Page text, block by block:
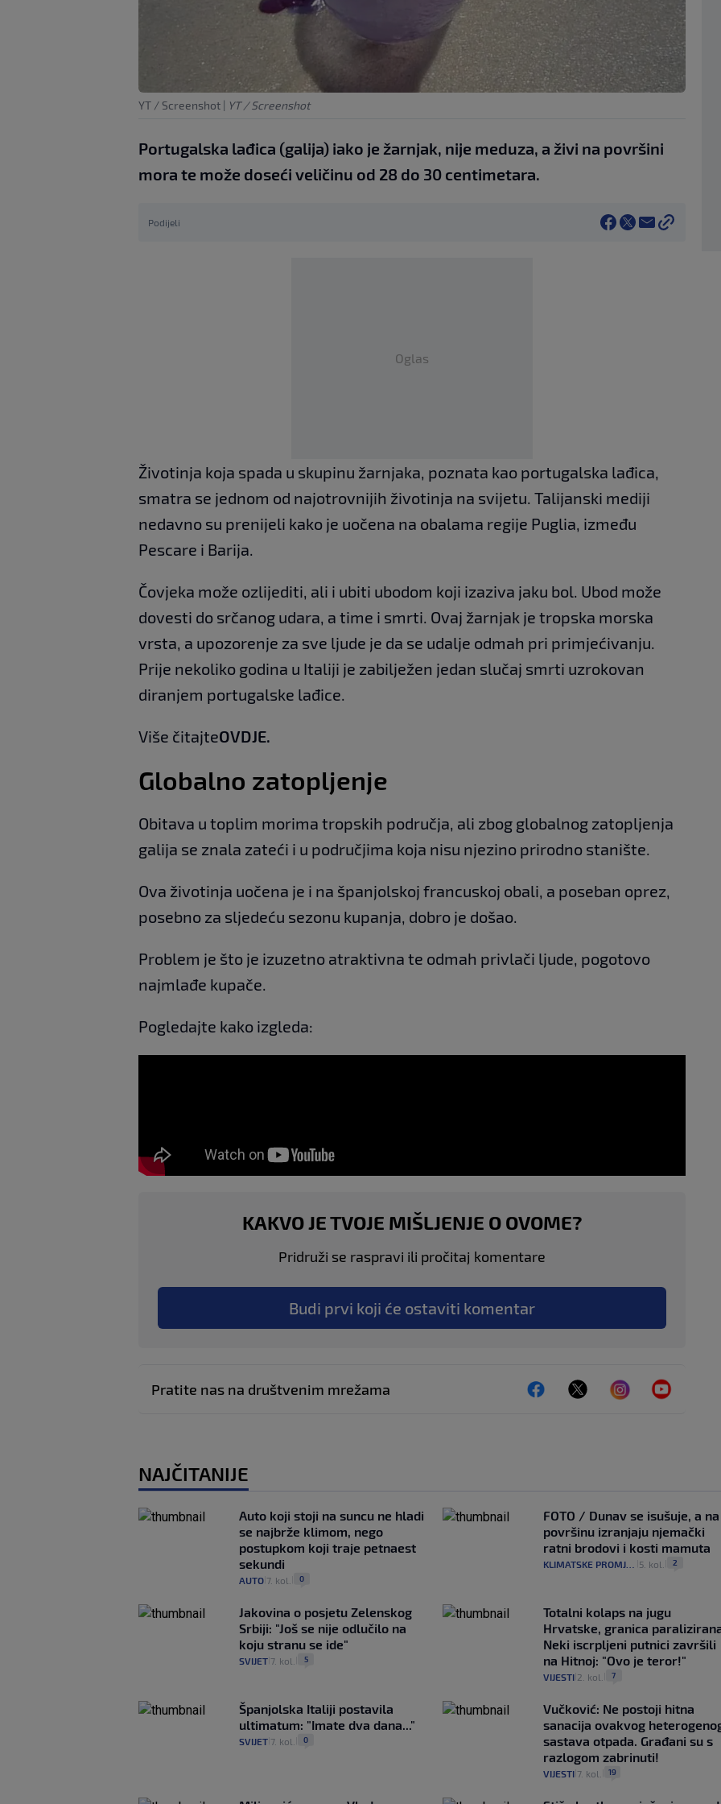
YT / Screenshot | YT / Screenshot
Portugalska lađica (galija) iako je žarnjak, nije meduza, a živi na površini
mora te može doseći veličinu od 28 do 30 centimetara.
Podijeli
Oglas
Životinja koja spada u skupinu žarnjaka, poznata kao portugalska lađica,
smatra se jednom od najotrovnijih životinja na svijetu. Talijanski mediji
nedavno su prenijeli kako je uočena na obalama regije Puglia, između
Pescare i Barija.
Čovjeka može ozlijediti, ali i ubiti ubodom koji izaziva jaku bol. Ubod može
dovesti do srčanog udara, a time i smrti. Ovaj žarnjak je tropska morska
vrsta, a upozorenje za sve ljude je da se udalje odmah pri primjećivanju.
Prije nekoliko godina u Italiji je zabilježen jedan slučaj smrti uzrokovan
diranjem portugalske lađice.
Više čitajteOVDJE.
Globalno zatopljenje
Obitava u toplim morima tropskih područja, ali zbog globalnog zatopljenja
galija se znala zateći i u područjima koja nisu njezino prirodno stanište.
Ova životinja uočena je i na španjolskoj francuskoj obali, a poseban oprez,
posebno za sljedeću sezonu kupanja, dobro je došao.
Problem je što je izuzetno atraktivna te odmah privlači ljude, pogotovo
najmlađe kupače.
Pogledajte kako izgleda:
KAKVO JE TVOJE MIŠLJENJE O OVOME?
Pridruži se raspravi ili pročitaj komentare
Budi prvi koji će ostaviti komentar
Pratite nas na društvenim mrežama
NAJČITANIJE
Auto koji stoji na suncu ne hladi
se najbrže klimom, nego
postupkom koji traje petnaest
sekundi
AUTO 7. kol. 0
FOTO / Dunav se isušuje, a na
površinu izranjaju njemački
ratni brodovi i kosti mamuta
KLIMATSKE PROMJENE 5. kol. 2
Jakovina o posjetu Zelenskog
Srbiji: "Još se nije odlučilo na
koju stranu se ide"
SVIJET 7. kol. 5
Totalni kolaps na jugu
Hrvatske, granica
Neki iscrpljeni putnici završili
na Hitnoj: "Ovo je teror!"
VIJESTI| 2. kol. 7
Španjolska Italiji postavila
ultimatum: "Imate dva dana..."
SVIJET 7. kol. 0
Vučković: Ne postoji hitna
sanacija ovakvog
sastava otpada. Građani su s
razlogom zabrinuti!
VIJESTI| 7. kol. 19